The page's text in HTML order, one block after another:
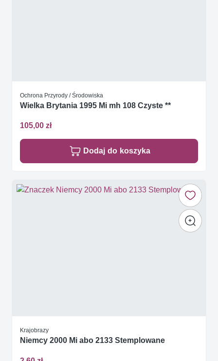
Ochrona Przyrody / Środowiska
Wielka Brytania 1995 Mi mh 108 Czyste **
105,00 zł
Dodaj do koszyka
Krajobrazy
Niemcy 2000 Mi abo 2133 Stemplowane